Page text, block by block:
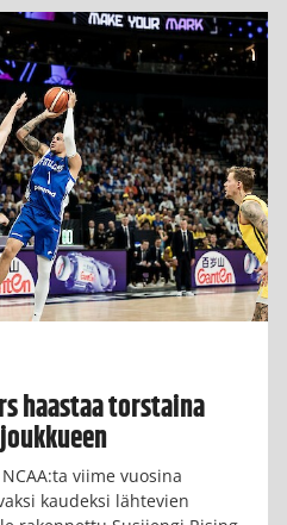
haastaa torstaina
viime vuosina
kaudeksi lähtevien